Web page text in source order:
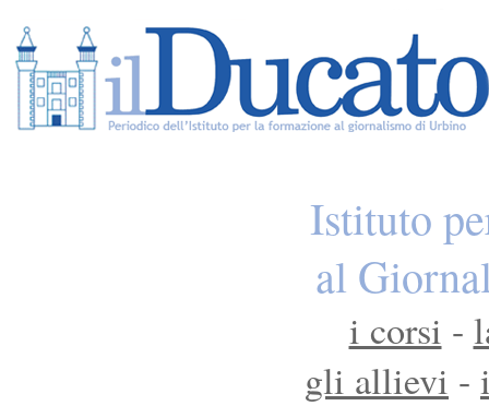
Istituto
al
i corsi -
gli allievi -